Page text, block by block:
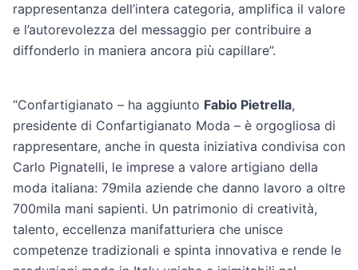
rappresentanza dell’intera categoria, amplifica il valore
e l’autorevolezza del messaggio per contribuire a
diffonderlo in maniera ancora più capillare”.
“Confartigianato – ha aggiunto Fabio Pietrella,
presidente di Confartigianato Moda – è orgogliosa di
rappresentare, anche in questa iniziativa condivisa con
Carlo Pignatelli, le imprese a valore artigiano della
moda italiana: 79mila aziende che danno lavoro a oltre
700mila mani sapienti. Un patrimonio di creatività,
talento, eccellenza manifatturiera che unisce
competenze tradizionali e spinta innovativa e rende le